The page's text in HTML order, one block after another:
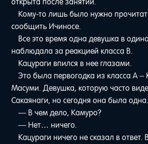
Кому-то лишь было нужно
сообщить Ичиносе.
Все это время одна девушка в
наблюдала за реакцией класса B.
Кацураги впился в нее глазами.
Это была первогодка из класса A –
Масуми. Девушка, которую часто
Сакаянаги, но сегодня она была одна.
— В чем дело, Камуро?
— Нет… ничего.
Кацураги ничего не сказал в ответ.